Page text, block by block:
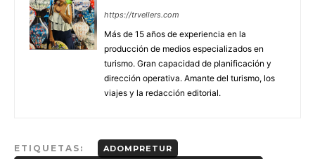
https://trvellers.com
Más de 15 años de experiencia en la
producción de medios especializados en
turismo. Gran capacidad de planificación y
dirección operativa. Amante del turismo, los
viajes y la redacción editorial.
ETIQUETAS:
ADOMPRETUR